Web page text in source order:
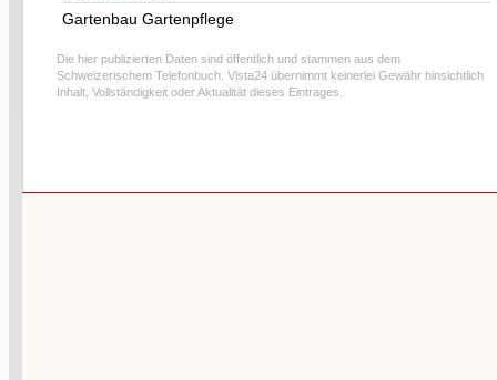
Gartenbau Gartenpflege
Die hier publizierten Daten sind öffentlich und stammen aus dem
Schweizerischem Telefonbuch. Vista24 übernimmt keinerlei Gewähr hinsichtlich
Inhalt, Vollständigkeit oder Aktualität dieses Eintrages.